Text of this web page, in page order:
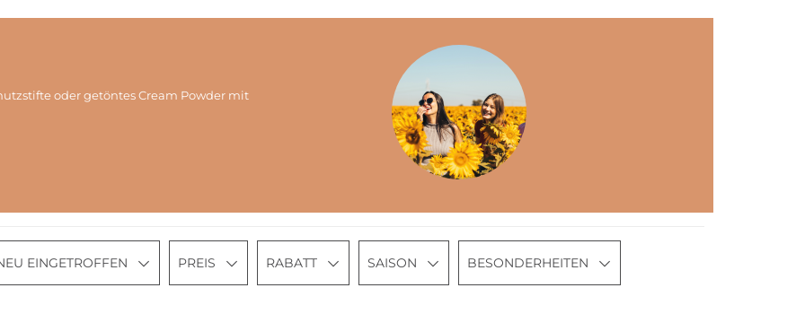
oder getöntes Cream Powder mit
EINGETROFFEN PREIS RABATT SAISON BESONDERHEITEN